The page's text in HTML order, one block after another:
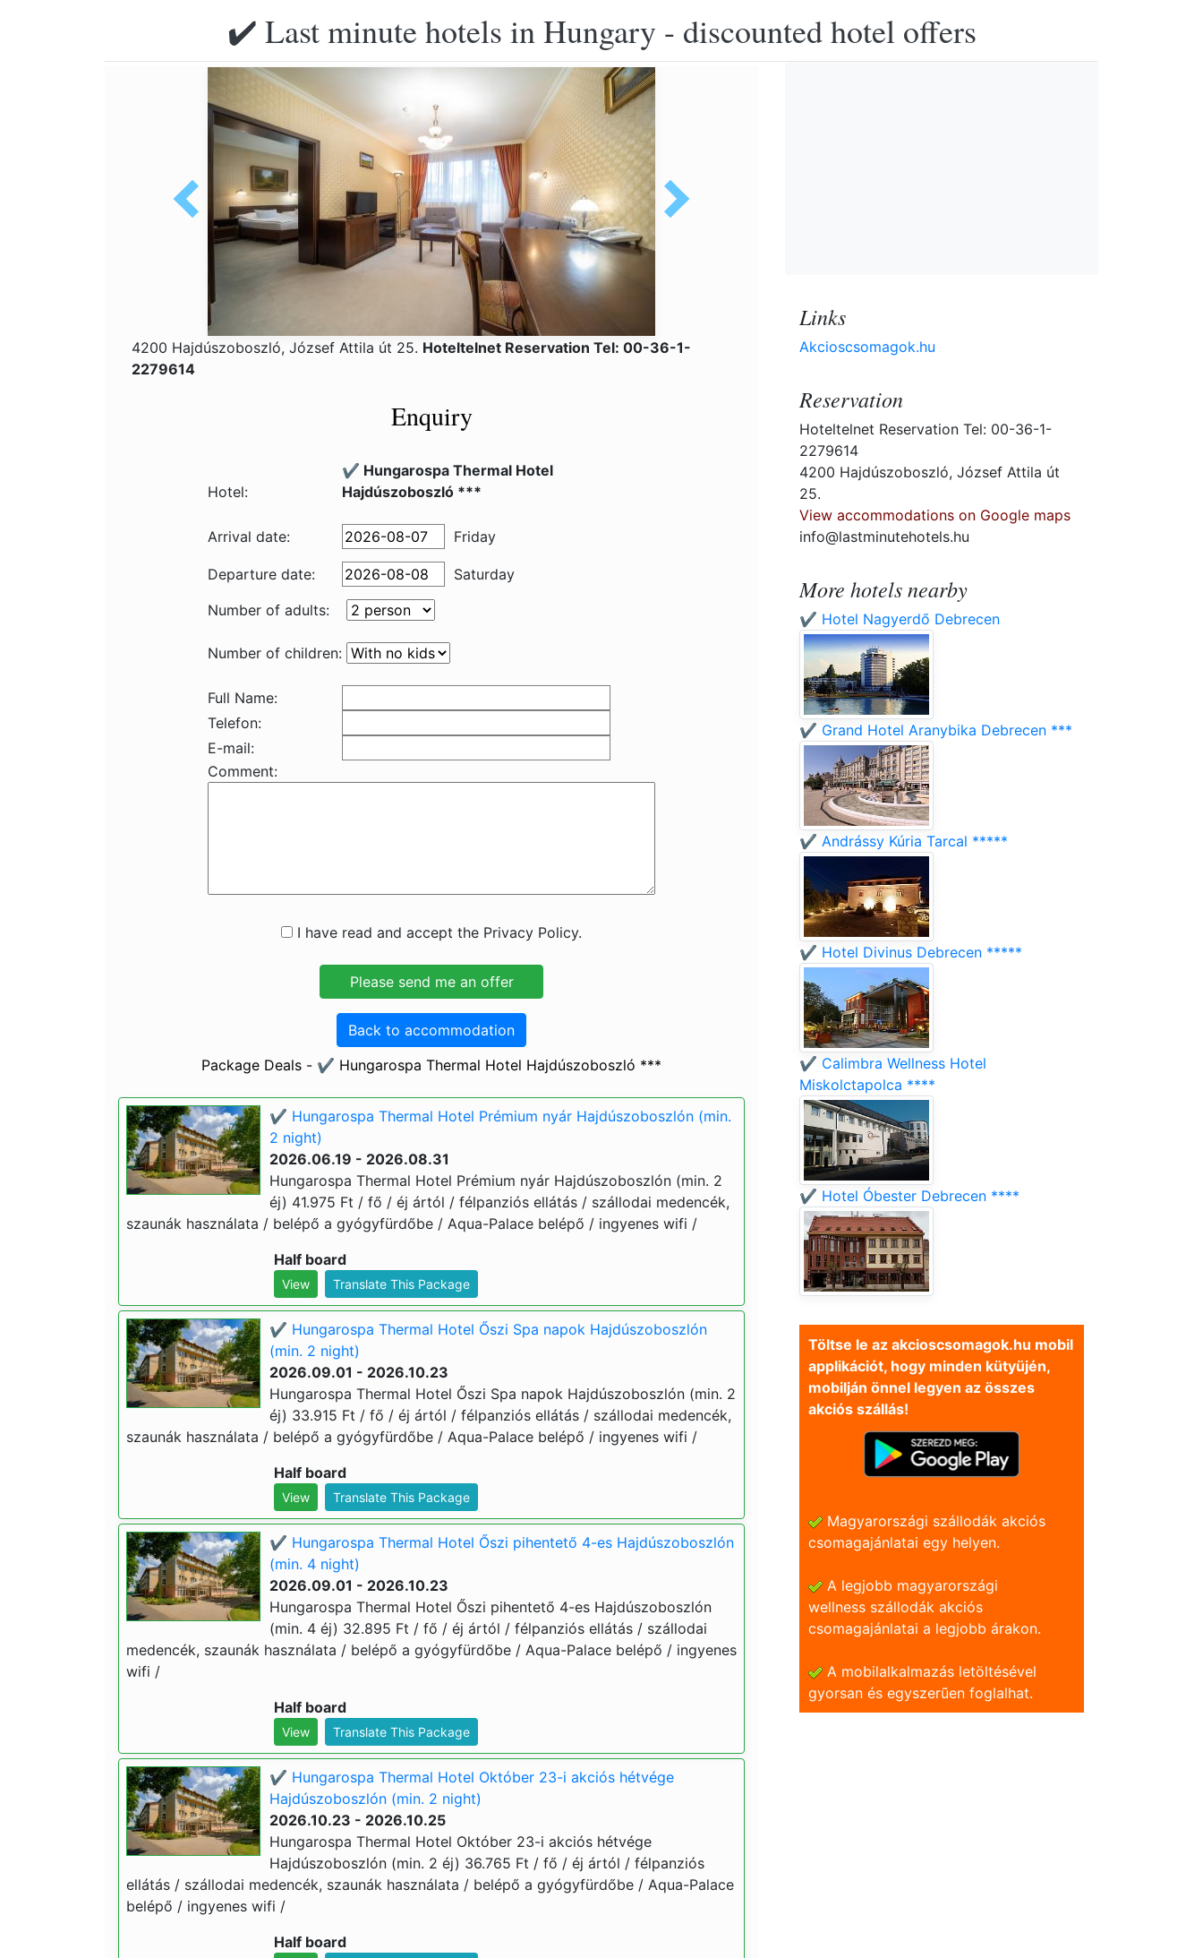
✔️ Last minute hotels in Hungary - discounted hotel offers
4200 Hajdúszoboszló, József Attila út 25. Hoteltelnet Reservation Tel: 00-36-1-
2279614
Enquiry
Hotel:
✔️ Hungarospa Thermal Hotel
Hajdúszoboszló ***
Arrival date: Friday
Departure date:
Saturday
Number of adults:
Number of children:
Full Name:
Telefon:
E-mail:
Comment:
I have read and accept the Privacy Policy.
Back to accommodation
Package Deals - ✔️ Hungarospa Thermal Hotel Hajdúszoboszló ***
✔️ Hungarospa Thermal Hotel Prémium nyár Hajdúszoboszlón (min.
2 night)
2026.06.19 - 2026.08.31
Hungarospa Thermal Hotel Prémium nyár Hajdúszoboszlón (min. 2
éj) 41.975 Ft / fő / éj ártól / félpanziós ellátás / szállodai medencék,
szaunák használata / belépő a gyógyfürdőbe / Aqua-Palace belépő / ingyenes wifi /
Half board
View Translate This Package
✔️ Hungarospa Thermal Hotel Őszi Spa napok Hajdúszoboszlón
(min. 2 night)
2026.09.01 - 2026.10.23
Hungarospa Thermal Hotel Őszi Spa napok Hajdúszoboszlón (min. 2
éj) 33.915 Ft / fő / éj ártól / félpanziós ellátás / szállodai medencék,
szaunák használata / belépő a gyógyfürdőbe / Aqua-Palace belépő / ingyenes wifi /
Half board
View Translate This Package
✔️ Hungarospa Thermal Hotel Őszi pihentető 4-es Hajdúszoboszlón
(min. 4 night)
2026.09.01 - 2026.10.23
Hungarospa Thermal Hotel Őszi pihentető 4-es Hajdúszoboszlón
(min. 4 éj) 32.895 Ft / fő / éj ártól / félpanziós ellátás / szállodai
medencék, szaunák használata / belépő a gyógyfürdőbe / Aqua-Palace belépő / ingyenes
wifi /
Half board
View Translate This Package
✔️ Hungarospa Thermal Hotel Október 23-i akciós hétvége
Hajdúszoboszlón (min. 2 night)
2026.10.23 - 2026.10.25
Hungarospa Thermal Hotel Október 23-i akciós hétvége
Hajdúszoboszlón (min. 2 éj) 36.765 Ft / fő / éj ártól / félpanziós
ellátás / szállodai medencék, szaunák használata / belépő a gyógyfürdőbe / Aqua-Palace
belépő / ingyenes wifi /
Half board
Links
Akcioscsomagok.hu
Reservation
Hoteltelnet Reservation Tel: 00-36-1-
2279614
4200 Hajdúszoboszló, József Attila út
25.
View accommodations on Google maps
info@lastminutehotels.hu
More hotels nearby
✔️ Hotel Nagyerdő Debrecen
✔️ Grand Hotel Aranybika Debrecen ***
✔️ Andrássy Kúria Tarcal *****
✔️ Hotel Divinus Debrecen *****
✔️ Calimbra Wellness Hotel
Miskolctapolca ****
✔️ Hotel Óbester Debrecen ****
Töltse le az akcioscsomagok.hu mobil
applikációt, hogy minden kütyüjén,
mobilján önnel legyen az összes
akciós szállás!
Magyarországi szállodák akciós
csomagajánlatai egy helyen.
A legjobb magyarországi
wellness szállodák akciós
csomagajánlatai a legjobb árakon.
A mobilalkalmazás letöltésével
gyorsan és egyszerũen foglalhat.